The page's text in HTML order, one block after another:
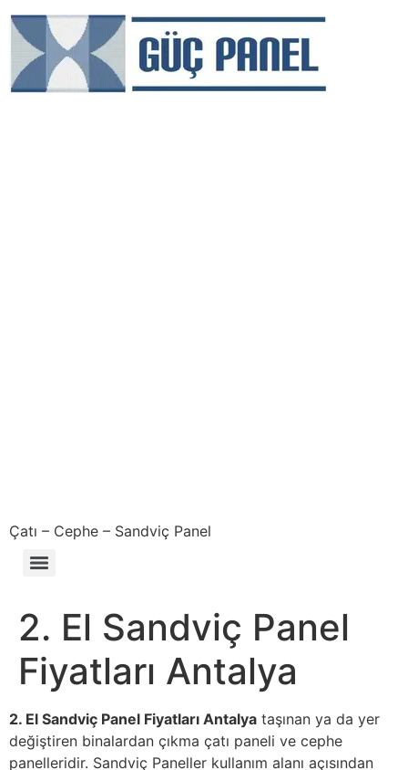
Çatı – Cephe – Sandviç Panel
2. El Sandviç Panel
Fiyatları Antalya
2. El Sandviç Panel Fiyatları Antalya taşınan ya da yer
değiştiren binalardan çıkma çatı paneli ve cephe
panelleridir. Sandviç Paneller kullanım alanı açısından